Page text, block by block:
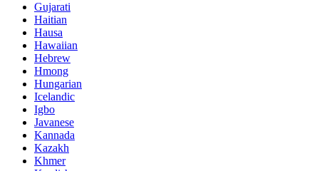
Gujarati
Haitian
Hausa
Hawaiian
Hebrew
Hmong
Hungarian
Icelandic
Igbo
Javanese
Kannada
Kazakh
Khmer